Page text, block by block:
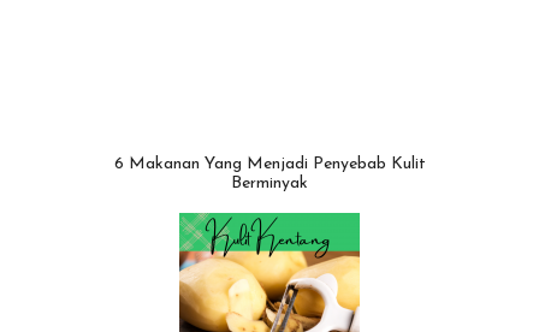
6 Makanan Yang Menjadi Penyebab Kulit
Berminyak